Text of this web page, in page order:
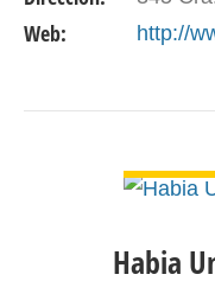
Web: http://
Habia